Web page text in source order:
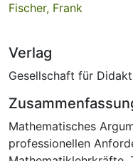
Fischer, Frank
Verlag
Gesellschaft für
Mathematisches
professionellen